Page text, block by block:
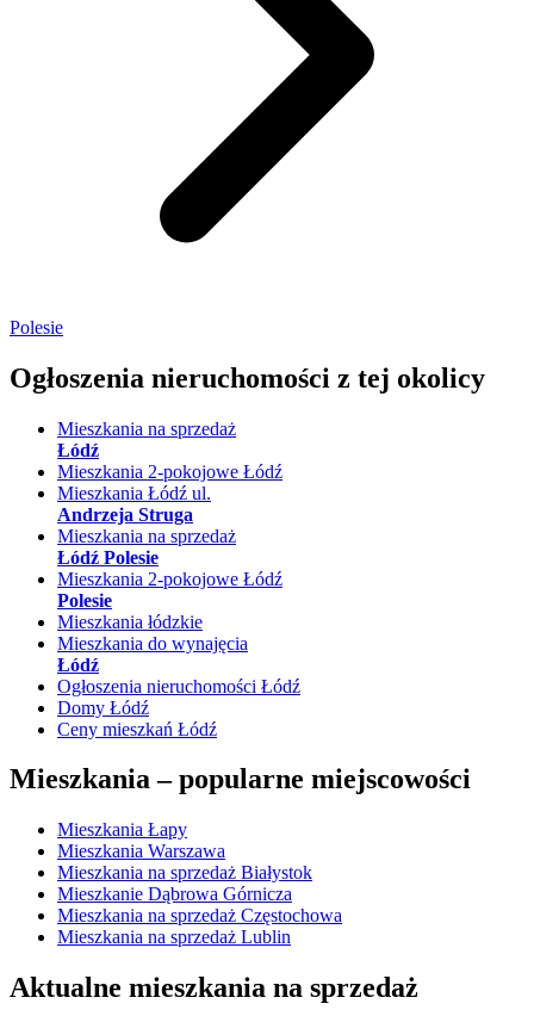
Polesie
Ogłoszenia nieruchomości z tej okolicy
Mieszkania na sprzedaż
Łódź
Mieszkania 2-pokojowe Łódź
Mieszkania Łódź ul.
Andrzeja Struga
Mieszkania na sprzedaż
Łódź Polesie
Mieszkania 2-pokojowe Łódź
Polesie
Mieszkania łódzkie
Mieszkania do wynajęcia
Łódź
Ogłoszenia nieruchomości Łódź
Domy Łódź
Ceny mieszkań Łódź
Mieszkania –popularne miejscowości
Mieszkania Łapy
Mieszkania Warszawa
Mieszkania na sprzedaż Białystok
Mieszkanie Dąbrowa Górnicza
Mieszkania na sprzedaż Częstochowa
Mieszkania na sprzedaż Lublin
Aktualne mieszkania na sprzedaż